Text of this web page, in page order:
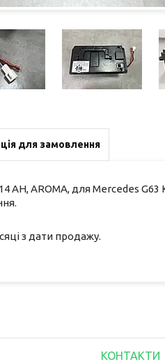
для замовлення
14 AH, AROMA, для Mercedes
з дати продажу.